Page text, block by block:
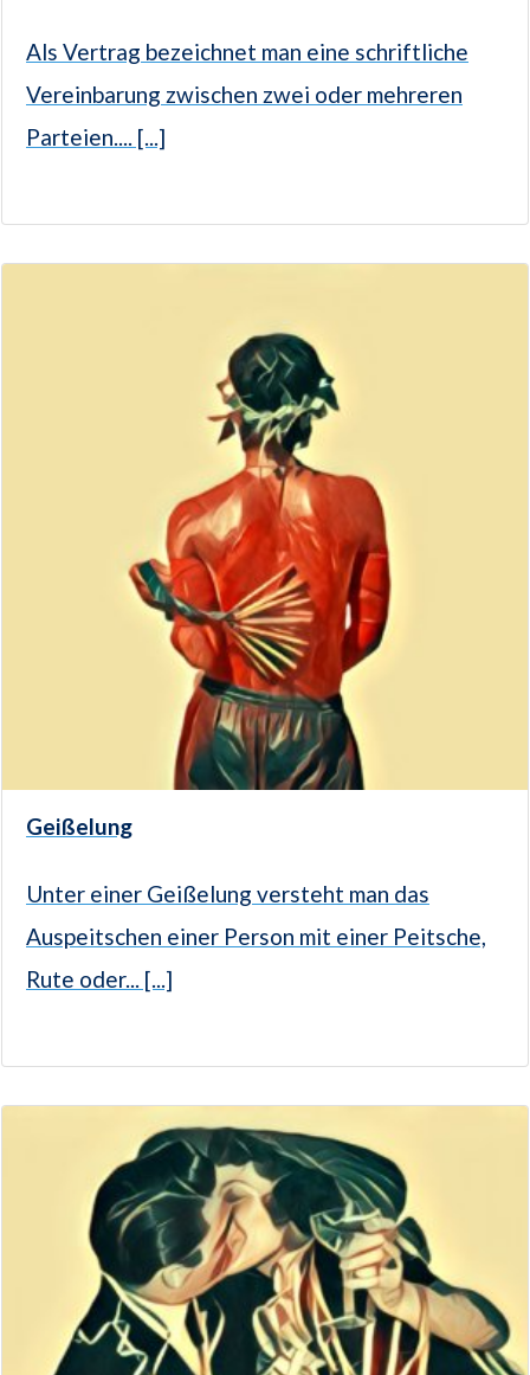
Als Vertrag bezeichnet man eine schriftliche
Vereinbarung zwischen zwei oder mehreren
Parteien.... [...]
Geißelung
Unter einer Geißelung versteht man das
Auspeitschen einer Person mit einer Peitsche,
Rute oder... [...]